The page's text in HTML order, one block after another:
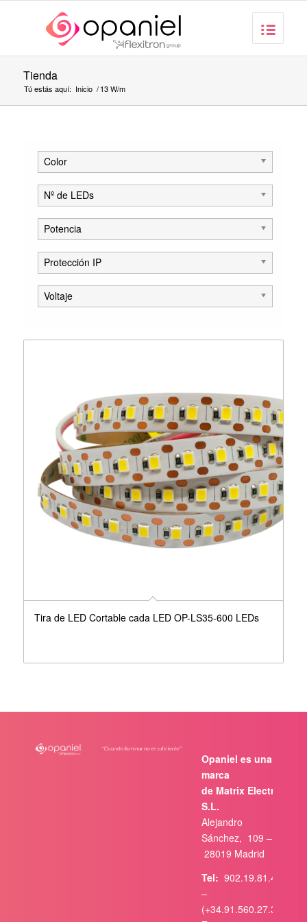
Tienda
Tú estás aquí: Inicio / 13 W/m
Color
Nº de LEDs
Potencia
Protección IP
Voltaje
Tira de LED Cortable cada LED OP-LS35-600 LEDs
Opaniel es una
marca
de Matrix Electrónica,
S.L.
Alejandro
Sánchez, 109 –
28019 Madrid
Tel: 902.19.81.46
–
(+34.91.560.27.37)